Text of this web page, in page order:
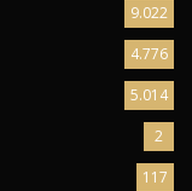
9.022
4.776
5.014
2
117